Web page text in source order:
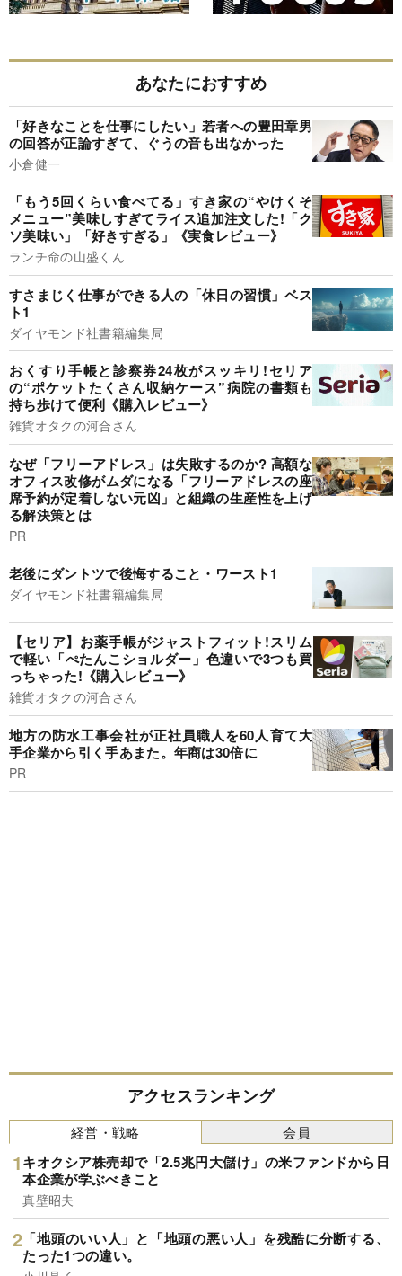
あなたにおすすめ
「好きなことを仕事にしたい」若者への豊田章男
の回答が正論すぎて、ぐうの音も出なかった
小倉健一
「もう5回くらい食べてる」すき家の“やけくそ
メニュー”美味しすぎてライス追加注文した!「ク
ソ美味い」「好きすぎる」《実食レビュー》
ランチ命の山盛くん
すさまじく仕事ができる人の「休日の習慣」ベス
ト1
ダイヤモンド社書籍編集局
おくすり手帳と診察券24枚がスッキリ!セリア
の“ポケットたくさん収納ケース”病院の書類も
持ち歩けて便利《購入レビュー》
雑貨オタクの河合さん
なぜ「フリーアドレス」は失敗するのか? 高額な
オフィス改修がムダになる「フリーアドレスの座
席予約が定着しない元凶」と組織の生産性を上げ
る解決策とは
PR
老後にダントツで後悔すること・ワースト1
ダイヤモンド社書籍編集局
【セリア】お薬手帳がジャストフィット!スリム
で軽い「ぺたんこショルダー」色違いで3つも買
っちゃった!《購入レビュー》
雑貨オタクの河合さん
地方の防水工事会社が正社員職人を60人育て大
手企業から引く手あまた。年商は30倍に
PR
アクセスランキング
経営・戦略
キオクシア株売却で「2.5兆円大儲け」の米ファンドから日
本企業が学ぶべきこと
真壁昭夫
「地頭のいい人」と「地頭の悪い人」を残酷に分断する、
たった1つの違い。
会員